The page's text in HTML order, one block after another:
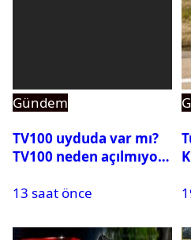
Gündem
TV100 uyduda var mı?
TV100 neden açılmıyor?
13 saat önce